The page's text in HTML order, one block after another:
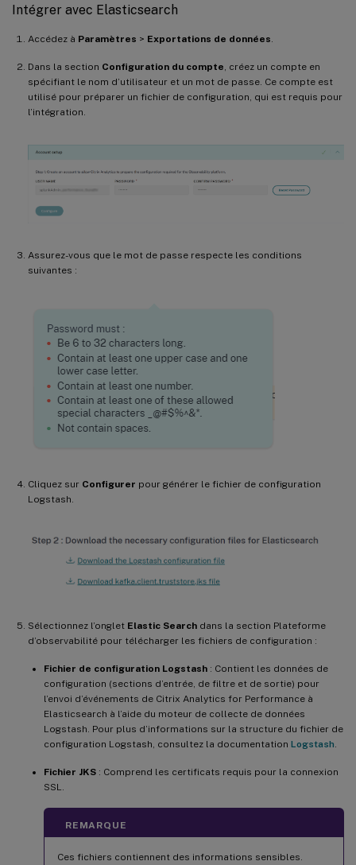
Intégrer avec Elasticsearch
Accédez à Paramètres > Exportations de données
Dans la section Configuration du compte , créez un compte en
spécifiant le nom d’utilisateur et un mot de passe. Ce compte est
utilisé pour préparer un fichier de configuration, qui est requis pour
l’intégration.
Assurez-vous que le mot de passe respecte les conditions
suivantes :
Cliquez sur Configurer pour générer le fichier de configuration
Logstash.
Sélectionnez l’onglet Elastic Search dans la section Plateforme
d’observabilité pour télécharger les fichiers de configuration :
Fichier de configuration Logstash : Contient les données de
configuration (sections d’entrée, de filtre et de sortie) pour
l’envoi d’événements de Citrix Analytics for Performance à
Elasticsearch à l’aide du moteur de collecte de données
Logstash. Pour plus d’informations sur la structure du fichier de
configuration Logstash, consultez la documentation Logstash.
Fichier JKS : Comprend les certificats requis pour la connexion
SSL.
REMARQUE
Ces fichiers contiennent des informations sensibles.